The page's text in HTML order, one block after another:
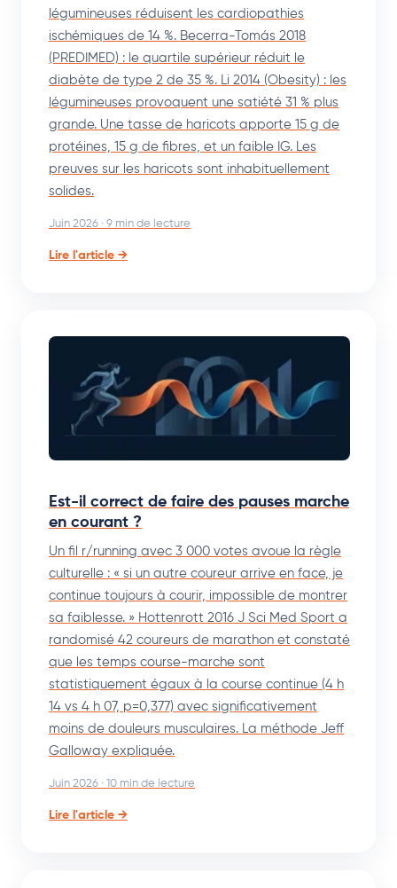
légumineuses réduisent les cardiopathies
ischémiques de 14 %. Becerra-Tomás 2018
(PREDIMED) : le quartile supérieur réduit le
diabète de type 2 de 35 %. Li 2014 (Obesity) : les
légumineuses provoquent une satiété 31 % plus
grande. Une tasse de haricots apporte 15 g de
protéines, 15 g de fibres, et un faible IG. Les
preuves sur les haricots sont inhabituellement
solides.
Juin 2026 · 9 min de lecture
Lire l'article →
Est-il correct de faire des pauses marche
en courant ?
Un fil r/running avec 3 000 votes avoue la règle
culturelle : « si un autre coureur arrive en face, je
continue toujours à courir, impossible de montrer
sa faiblesse. » Hottenrott 2016 J Sci Med Sport a
randomisé 42 coureurs de marathon et constaté
que les temps course-marche sont
statistiquement égaux à la course continue (4 h
14 vs 4 h 07, p=0,377) avec significativement
moins de douleurs musculaires. La méthode Jeff
Galloway expliquée.
Juin 2026 · 10 min de lecture
Lire l'article →